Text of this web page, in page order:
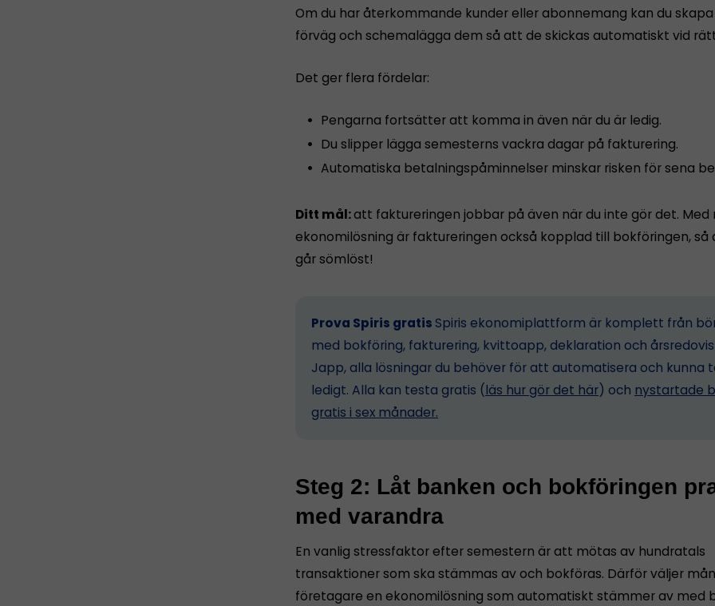
Om du har återkommande kunder eller abonnemang kan du
förväg och schemalägga dem så att de skickas automatiskt vid
Det ger flera fördelar:
Pengarna fortsätter att komma in även när du är ledig.
Du slipper lägga semesterns vackra dagar på fakturering.
Automatiska betalningspåminnelser minskar risken för sena
Ditt mål:att faktureringen jobbar på även när du inte gör det.
ekonomilösning är faktureringen också kopplad till bokföringen,
går sömlöst!
Prova Spiris gratis Spiris ekonomiplattform är komplett från
med bokföring, fakturering, kvittoapp, deklaration och
Japp, alla lösningar du behöver för att automatisera och kunna
ledigt. Alla kan testa gratis (läs hur gör det här) och nystartade
gratis i sex månader.
Steg 2: Låt banken och bokföringen
med varandra
En vanlig stressfaktor efter semestern är att mötas av hundratals
transaktioner som ska stämmas av och bokföras. Därför väljer
företagare en ekonomilösning som automatiskt stämmer av med